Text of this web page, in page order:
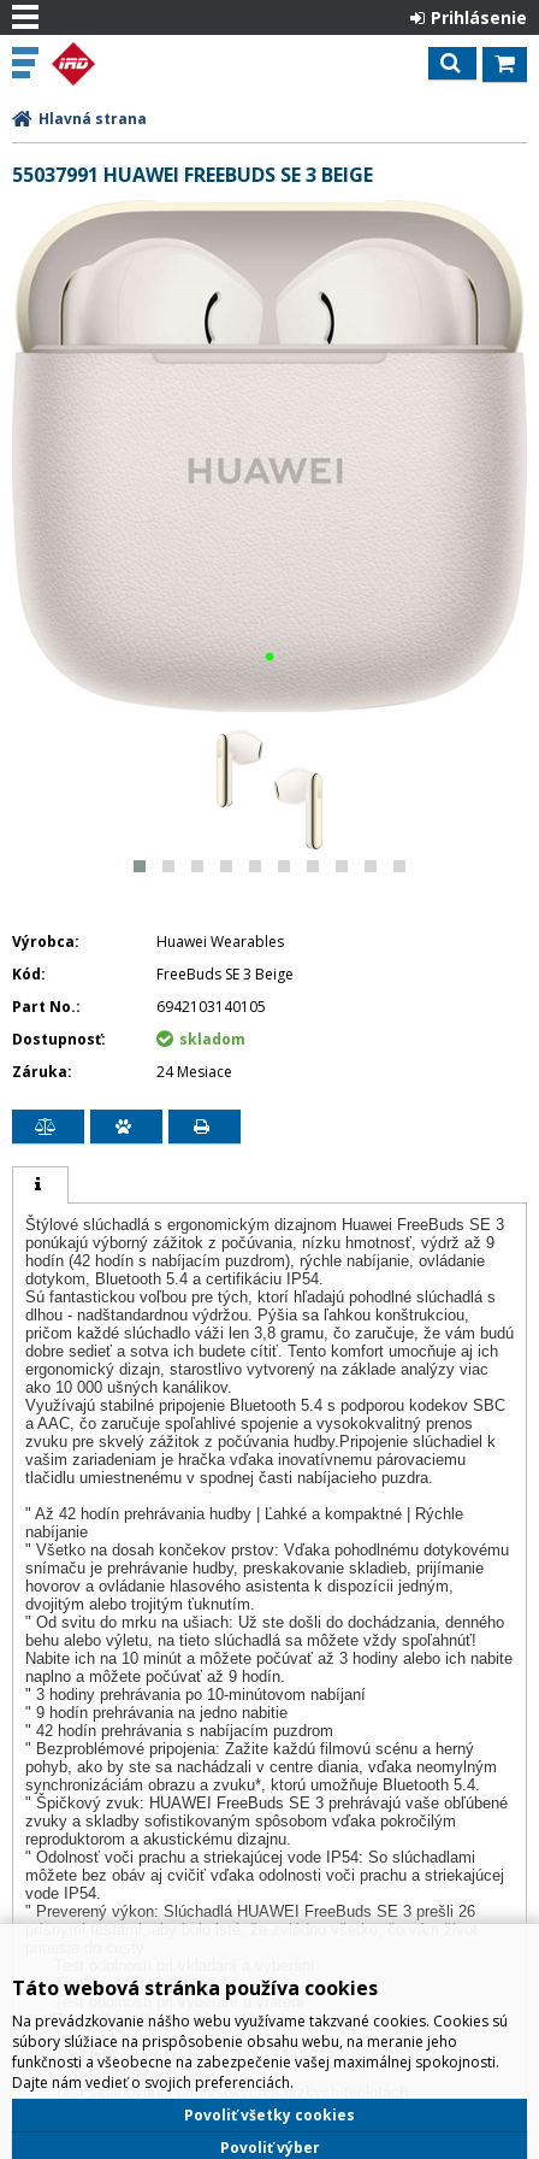
Prihlásenie
Hlavná strana
55037991 HUAWEI FREEBUDS SE 3 BEIGE
Výrobca
Huawei Wearables
Kód
FreeBuds SE 3 Beige
Part No.
6942103140105
Dostupnosť
skladom
Záruka
24 Mesiace
Štýlové slúchadlá s ergonomickým dizajnom Huawei FreeBuds SE 3
ponúkajú výborný zážitok z počúvania, nízku hmotnosť, výdrž až 9
hodín (42 hodín s nabíjacím puzdrom), rýchle nabíjanie, ovládanie
dotykom, Bluetooth 5.4 a certifikáciu IP54.
Sú fantastickou voľbou pre tých, ktorí hľadajú pohodlné slúchadlá s
dlhou - nadštandardnou výdržou. Pýšia sa ľahkou konštrukciou,
pričom každé slúchadlo váži len 3,8 gramu, čo zaručuje, že vám budú
dobre sedieť a sotva ich budete cítiť. Tento komfort umocňuje aj ich
ergonomický dizajn, starostlivo vytvorený na základe analýzy viac
ako 10 000 ušných kanálikov.
Využívajú stabilné pripojenie Bluetooth 5.4 s podporou kodekov SBC
a AAC, čo zaručuje spoľahlivé spojenie a vysokokvalitný prenos
zvuku pre skvelý zážitok z počúvania hudby.Pripojenie slúchadiel k
vašim zariadeniam je hračka vďaka inovatívnemu párovaciemu
tlačidlu umiestnenému v spodnej časti nabíjacieho puzdra.
" Až 42 hodín prehrávania hudby | Ľahké a kompaktné | Rýchle
nabíjanie
" Všetko na dosah končekov prstov: Vďaka pohodlnému dotykovému
snímaču je prehrávanie hudby, preskakovanie skladieb, prijímanie
hovorov a ovládanie hlasového asistenta k dispozícii jedným,
dvojitým alebo trojitým ťuknutím.
" Od svitu do mrku na ušiach: Už ste došli do dochádzania, denného
behu alebo výletu, na tieto slúchadlá sa môžete vždy spoľahnúť!
Nabite ich na 10 minút a môžete počúvať až 3 hodiny alebo ich nabite
naplno a môžete počúvať až 9 hodín.
" 3 hodiny prehrávania po 10-minútovom nabíjaní
" 9 hodín prehrávania na jedno nabitie
" 42 hodín prehrávania s nabíjacím puzdrom
" Bezproblémové pripojenia: Zažite každú filmovú scénu a herný
pohyb, ako by ste sa nachádzali v centre diania, vďaka neomylným
synchronizáciám obrazu a zvuku*, ktorú umožňuje Bluetooth 5.4.
" Špičkový zvuk: HUAWEI FreeBuds SE 3 prehrávajú vaše obľúbené
zvuky a skladby sofistikovaným spôsobom vďaka pokročilým
reproduktorom a akustickému dizajnu.
" Odolnosť voči prachu a striekajúcej vode IP54: So slúchadlami
môžete bez obáv aj cvičiť vďaka odolnosti voči prachu a striekajúcej
vode IP54.
" Preverený výkon: Slúchadlá HUAWEI FreeBuds SE 3 prešli 26
prísnymi testami, aby bolo isté, že zvládnu všetko, čo vám život
Test životnosti spínača
Test odolnosti pri vyberaní a vrátení
Test výkonnosti batérie v cykloch
Test pádom
Test teplotným šokom
Test teplotného cyklu
Test skladovania pri vysokých a nízkych teplotách
michal.domin@irdistribution.sk
Táto webová stránka používa cookies
Na prevádzkovanie nášho webu využívame takzvané cookies. Cookies sú
súbory slúžiace na prispôsobenie obsahu webu, na meranie jeho
funkčnosti a všeobecne na zabezpečenie vašej maximálnej spokojnosti.
Dajte nám vedieť o svojich preferenciách.
Povoliť výber
Povoliť všetky cookies